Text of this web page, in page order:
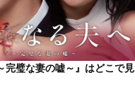
完璧な妻の嘘～』はどこで